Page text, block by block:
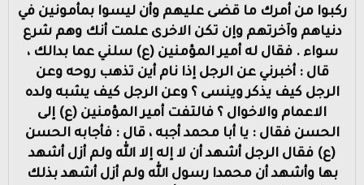
ركبوا من أمرك ما قضى عليهم وأن ليسوا بمأمونين في
دنياهم وآخرتهم وإن تكن الاخرى علمت أنك وهم شرع
سواء . فقال له أمير المؤمنين (ع) سلني عما بدالك ،
قال : أخبرني عن الرجل إذا نام أين تذهب روحه وعن
الرجل كيف يذكر وينسى ؟ وعن الرجل كيف يشبه ولده
الاعمام والاخوال ؟ فالتفت أمير المؤمنين (ع) إلى
الحسن فقال : يا أبا محمد أجبه ، قال : فأجابه الحسن
(ع) فقال الرجل أشهد أن لا إله إلا الله ولم أزل أشهد
بها وأشهد أن محمدا رسول الله ولم أزل أشهد بذلك